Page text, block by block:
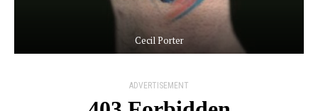
Cecil Porter
ADVERTISEMENT